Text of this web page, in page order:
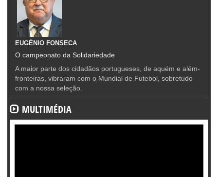
EUGÉNIO FONSECA
O campeonato da Solidariedade
A maior parte dos cidadãos portugueses, de aquém e além-
fronteiras, vibraram com o Mundial de Futebol, sobretudo
com a nossa seleção.
MULTIMÉDIA